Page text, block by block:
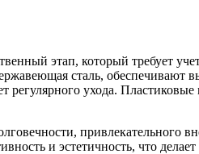
этап, который требует
сталь, обеспечивают
регулярного ухода.
привлекательного
и эстетичность, что